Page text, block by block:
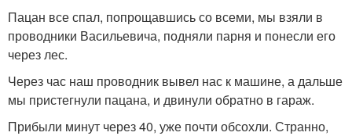
Пацан все спал, попрощавшись со всеми, мы взяли в
проводники Васильевича, подняли парня и понесли его
через лес.
Через час наш проводник вывел нас к машине, а дальше
мы пристегнули пацана, и двинули обратно в гараж.
Прибыли минут через 40, уже почти обсохли. Странно,